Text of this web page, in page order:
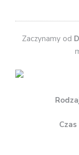
Zaczynamy od